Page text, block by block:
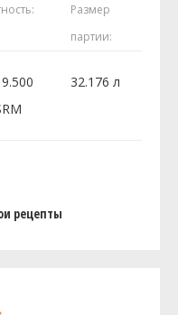
рецепты
Размер
партии:
32.176 л